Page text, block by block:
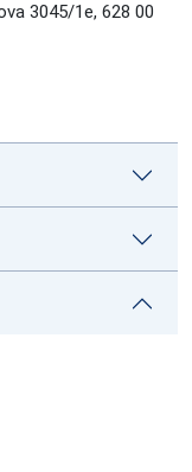
3045/1e, 628 00